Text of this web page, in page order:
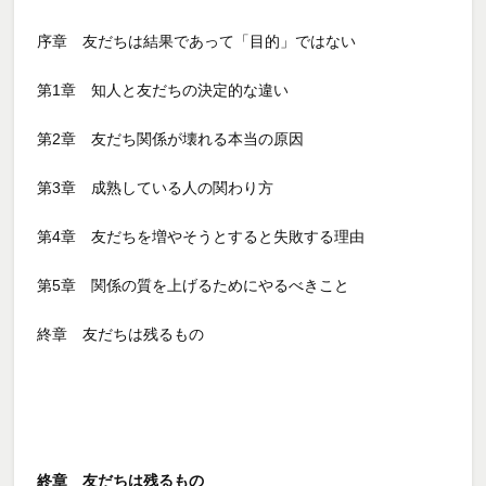
序章 友だちは結果であって「目的」ではない
第1章 知人と友だちの決定的な違い
第2章 友だち関係が壊れる本当の原因
第3章 成熟している人の関わり方
第4章 友だちを増やそうとすると失敗する理由
第5章 関係の質を上げるためにやるべきこと
終章 友だちは残るもの
終章 友だちは残るもの